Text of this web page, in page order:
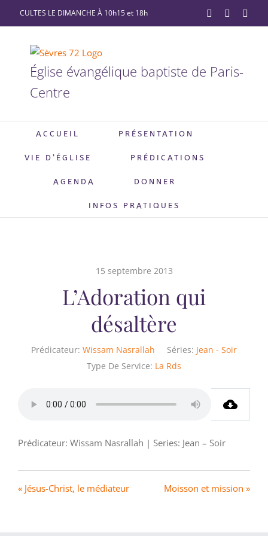
Passer
au
CULTES LE DIMANCHE À 10h15 et 18h YouTubeFacebook
Église évangélique baptiste de Paris-
Centre
ACCUEIL PRÉSENTATION
VIE D’ÉGLISE PRÉDICATIONS
AGENDA DONNER
INFOS PRATIQUES
15 septembre 2013
L’Adoration qui
désaltère
Prédicateur: Wissam Nasrallah Séries: Jean - Soir
Type De Service: La Rds
Prédicateur: Wissam Nasrallah | Series: Jean – Soir
« Jésus-Christ, le médiateur Moisson et mission »